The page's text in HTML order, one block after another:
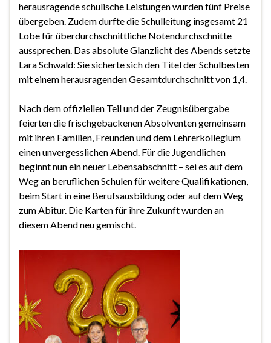
herausragende schulische Leistungen wurden fünf Preise
übergeben. Zudem durfte die Schulleitung insgesamt 21
Lobe für überdurchschnittliche Notendurchschnitte
aussprechen. Das absolute Glanzlicht des Abends setzte
Lara Schwald: Sie sicherte sich den Titel der Schulbesten
mit einem herausragenden Gesamtdurchschnitt von 1,4.
Nach dem offiziellen Teil und der Zeugnisübergabe
feierten die frischgebackenen Absolventen gemeinsam
mit ihren Familien, Freunden und dem Lehrerkollegium
einen unvergesslichen Abend. Für die Jugendlichen
beginnt nun ein neuer Lebensabschnitt – sei es auf dem
Weg an beruflichen Schulen für weitere Qualifikationen,
beim Start in eine Berufsausbildung oder auf dem Weg
zum Abitur. Die Karten für ihre Zukunft wurden an
diesem Abend neu gemischt.